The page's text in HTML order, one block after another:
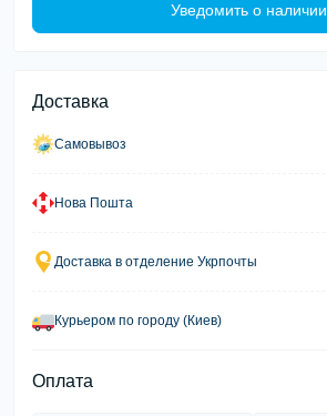
Уведомить о наличии
Доставка
Самовывоз
Нова Пошта
Доставка в отделение Укрпочты
Курьером по городу (Киев)
Оплата